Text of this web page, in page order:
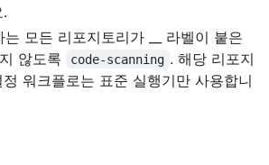
모든 리포지토리가 __ 라벨이 붙은
않도록
code-scanning . 해당 리포지
워크플로는 표준 실행기만 사용합니